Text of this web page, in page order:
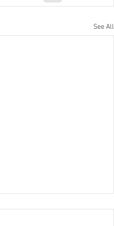
See All
fishing in Mallorca